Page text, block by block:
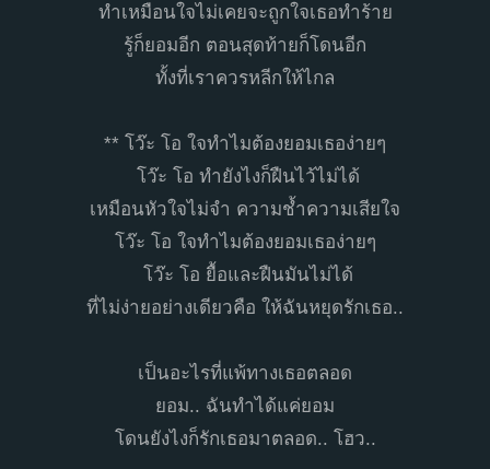
ทำเหมือนใจไม่เคยจะถูกใจเธอทำร้าย
รู้ก็ยอมอีก ตอนสุดท้ายก็โดนอีก
ทั้งที่เราควรหลีกให้ไกล
** โว๊ะ โอ ใจทำไมต้องยอมเธอง่ายๆ
โว๊ะ โอ ทำยังไงก็ฝืนไว้ไม่ได้
เหมือนหัวใจไม่จำ ความช้ำความเสียใจ
โว๊ะ โอ ใจทำไมต้องยอมเธอง่ายๆ
โว๊ะ โอ ยื้อและฝืนมันไม่ได้
ที่ไม่ง่ายอย่างเดียวคือ ให้ฉันหยุดรักเธอ..
เป็นอะไรที่แพ้ทางเธอตลอด
ยอม.. ฉันทำได้แค่ยอม
โดนยังไงก็รักเธอมาตลอด.. โฮว..